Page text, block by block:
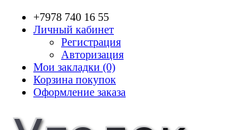
+7978 740 16 55
Личный кабинет
Регистрация
Авторизация
Мои закладки (0)
Корзина покупок
Оформление заказа